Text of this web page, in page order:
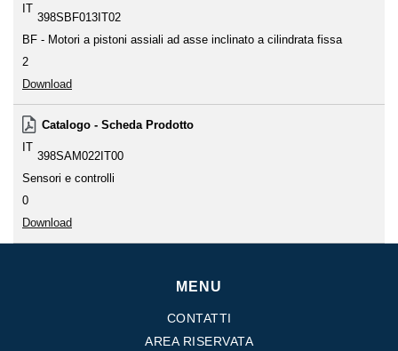
IT
398SBF013IT02
BF - Motori a pistoni assiali ad asse inclinato a cilindrata fissa
2
Download
Catalogo - Scheda Prodotto
IT
398SAM022IT00
Sensori e controlli
0
Download
MENU
CONTATTI
AREA RISERVATA